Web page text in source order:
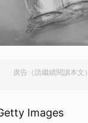
廣告（請繼續閱讀本文）
Images